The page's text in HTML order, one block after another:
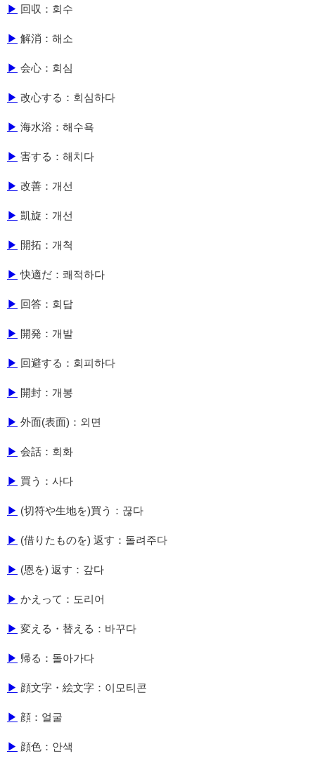
▶ 回収：회수
▶ 解消：해소
▶ 会心：회심
▶ 改心する：회심하다
▶ 海水浴：해수욕
▶ 害する：해치다
▶ 改善：개선
▶ 凱旋：개선
▶ 開拓：개척
▶ 快適だ：쾌적하다
▶ 回答：회답
▶ 開発：개발
▶ 回避する：회피하다
▶ 開封：개봉
▶ 外面(表面)：외면
▶ 会話：회화
▶ 買う：사다
▶ (切符や生地を)買う：끊다
▶ (借りたものを) 返す：돌려주다
▶ (恩を) 返す：갚다
▶ かえって：도리어
▶ 変える・替える：바꾸다
▶ 帰る：돌아가다
▶ 顔文字・絵文字：이모티콘
▶ 顔：얼굴
▶ 顔色：안색